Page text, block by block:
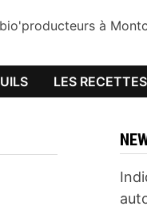
à
LES RECETTES